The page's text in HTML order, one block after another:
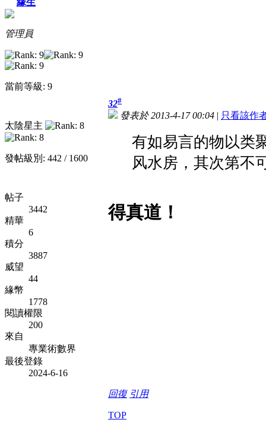
管理員
當前等級: 9
太陰星主
發帖級別: 442 / 1600
帖子
3442
精華
6
積分
3887
威望
44
緣幣
1778
閱讀權限
200
來自
專業術數界
最後登錄
2024-6-16
32#
發表於 2013-4-17 00:04 | 只看該作
有如易言的物以类
风水房，其次第不
得真道！
回復 引用
TOP